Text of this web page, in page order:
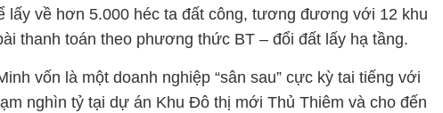
lấy về hơn 5.000 héc ta đất công, tương đương với 12 khu
thanh toán theo phương thức BT – đổi đất lấy hạ tầng.
vốn là một doanh nghiệp “sân sau” cực kỳ tai tiếng với
nghìn tỷ tại dự án Khu Đô thị mới Thủ Thiêm và cho đến